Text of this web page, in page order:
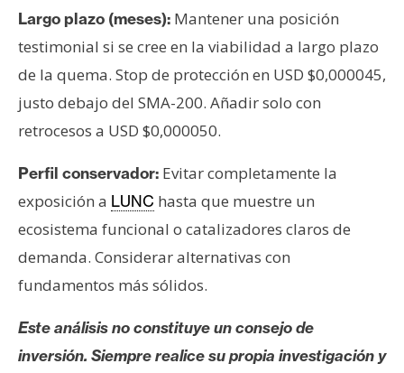
Largo plazo (meses): Mantener una posición
testimonial si se cree en la viabilidad a largo plazo
de la quema. Stop de protección en USD $0,000045,
justo debajo del SMA-200. Añadir solo con
retrocesos a USD $0,000050.
Perfil conservador: Evitar completamente la
exposición a LUNC hasta que muestre un
ecosistema funcional o catalizadores claros de
demanda. Considerar alternativas con
fundamentos más sólidos.
Este análisis no constituye un consejo de
inversión. Siempre realice su propia investigación y